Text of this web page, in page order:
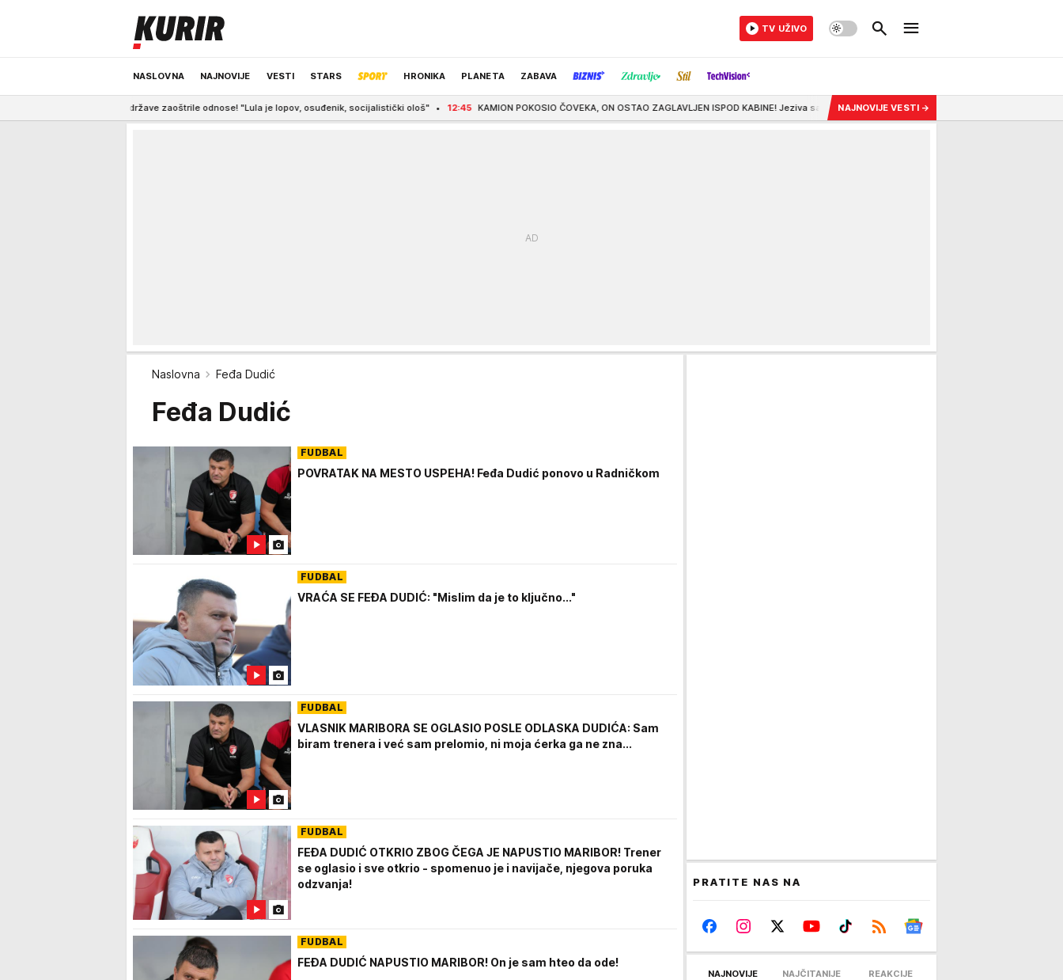
NASLOVNA NAJNOVIJE VESTI STARS HRONIKA PLANETA ZABAVA
ODRŽIVA BUDUĆNOST REGION NEWS IZBOR UREDNIKA
TV UŽIVO
države zaoštrile odnose! "Lula je lopov, osuđenik, socijalistički ološ" 12:45 KAMION POKOSIO ČOVEKA, ON OSTAO ZAGLAVLJEN ISPOD KABINE! Jeziva saobraćajna nesreća u Zemunu, nesrećnom muškarcu nije bilo spasa
NAJNOVIJE VESTI →
Naslovna Feđa Dudić
Feđa Dudić
FUDBAL
POVRATAK NA MESTO USPEHA! Feđa Dudić ponovo u Radničkom
FUDBAL
VRAĆA SE FEĐA DUDIĆ: "Mislim da je to ključno..."
FUDBAL
VLASNIK MARIBORA SE OGLASIO POSLE ODLASKA DUDIĆA: Sam
biram trenera i već sam prelomio, ni moja ćerka ga ne zna...
FUDBAL
FEĐA DUDIĆ OTKRIO ZBOG ČEGA JE NAPUSTIO MARIBOR! Trener
se oglasio i sve otkrio - spomenuo je i navijače, njegova poruka
odzvanja!
FUDBAL
FEĐA DUDIĆ NAPUSTIO MARIBOR! On je sam hteo da ode!
PRATITE NAS NA
NAJNOVIJE NAJČITANIJE REAKCIJE